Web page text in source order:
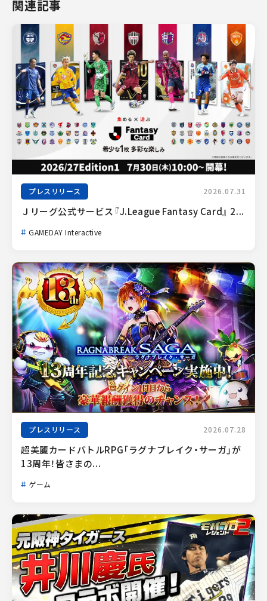
関連記事
プレスリリース 2026.07.31
Ｊリーグ公式サービス『J.League Fantasy Card』 2...
GAMEDAY Interactive
プレスリリース 2026.07.28
超美麗カードバトルRPG「ラグナブレイク・サーガ」が
13周年！皆さまの...
ゲーム